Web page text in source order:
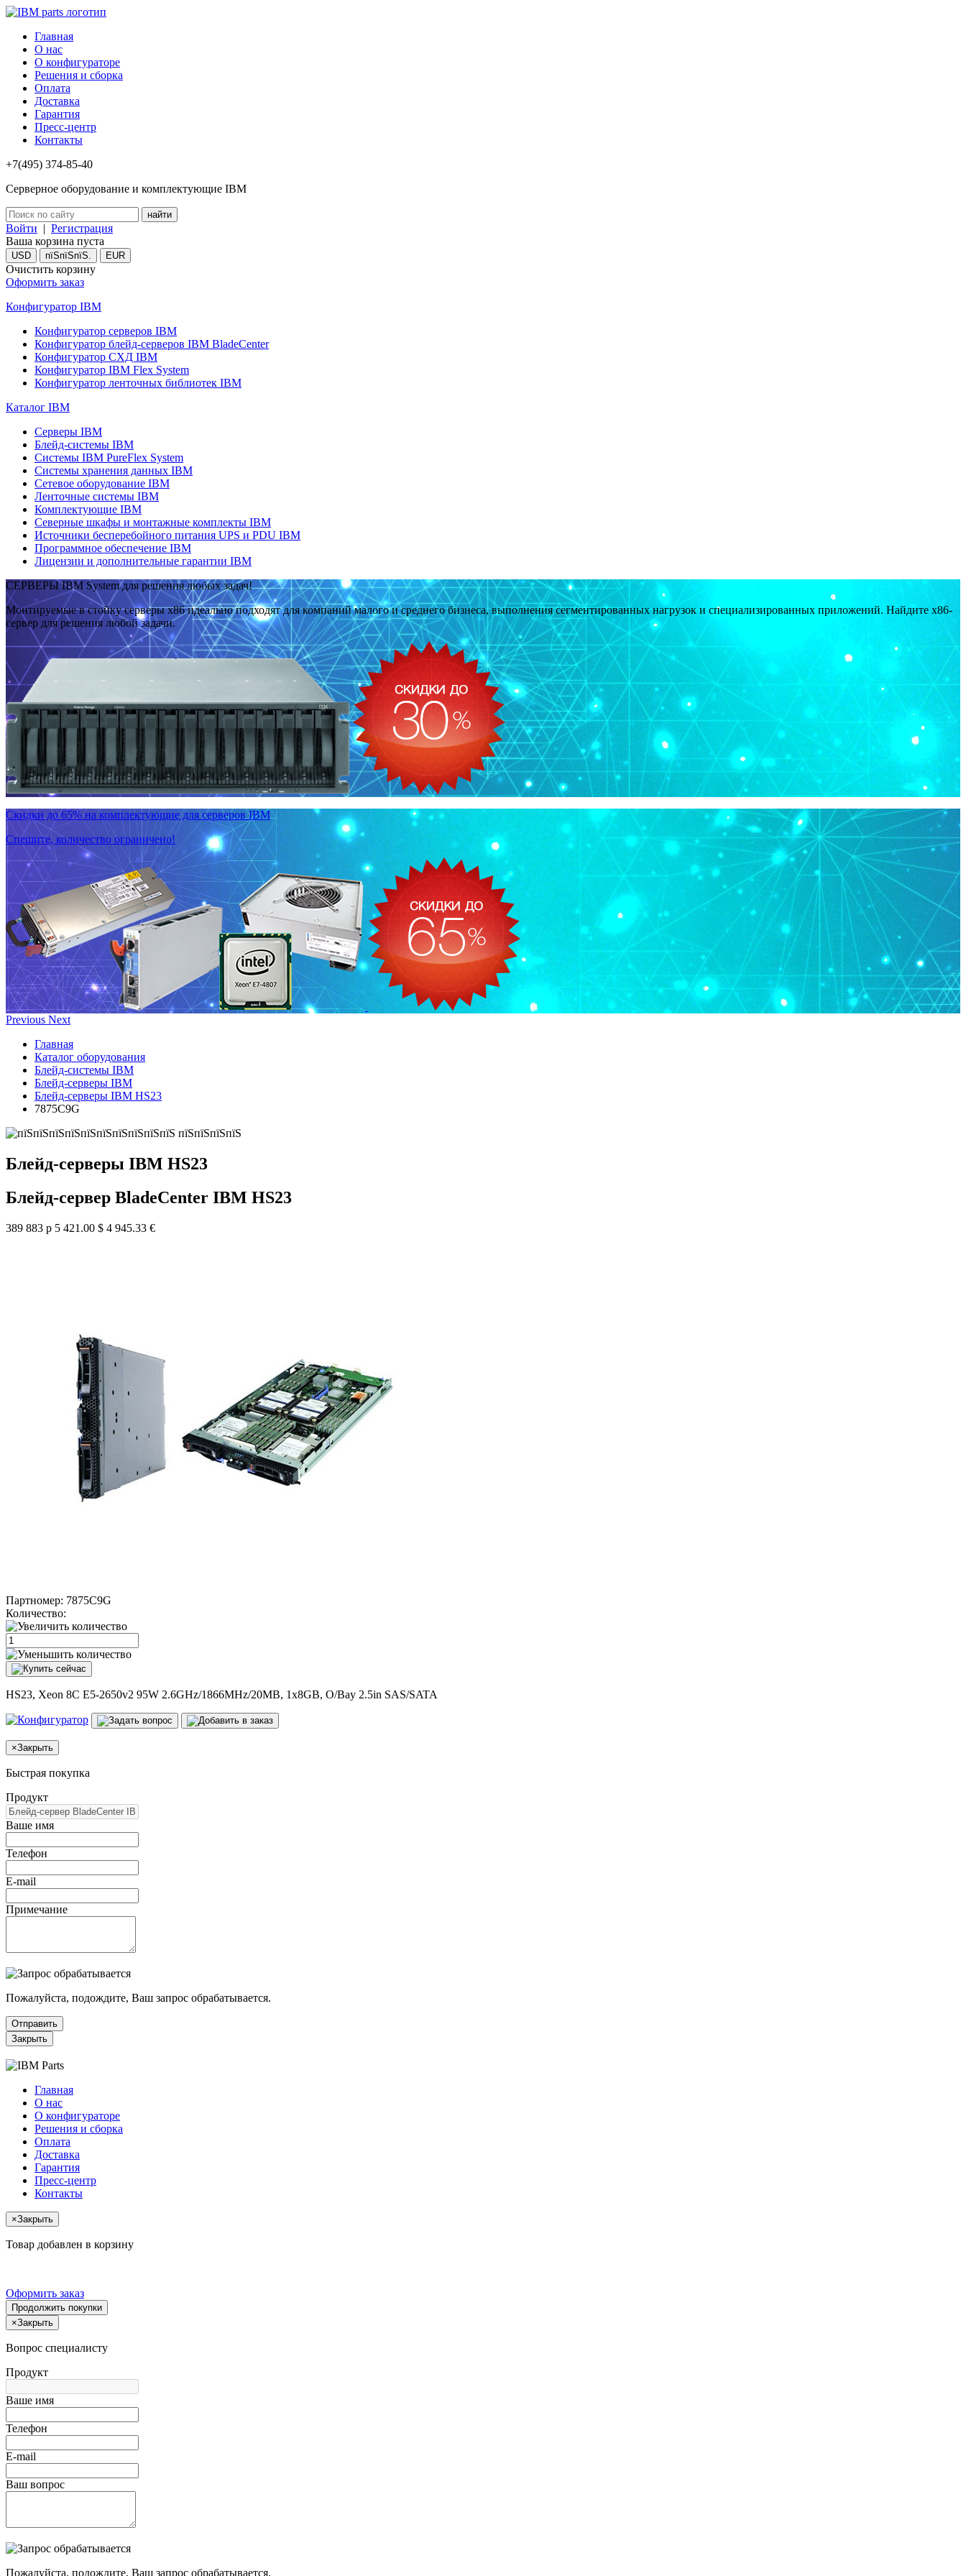
Главная
О нас
О конфигураторе
Решения и сборка
Оплата
Доставка
Гарантия
Пресс-центр
Контакты
+7(495) 374-85-40
Серверное оборудование и комплектующие IBM
Войти | Регистрация
Ваша корзина пуста
USD пїЅпїЅпїЅ. EUR
Очистить корзину
Оформить заказ
Конфигуратор IBM
Конфигуратор серверов IBM
Конфигуратор блейд-серверов IBM BladeCenter
Конфигуратор СХД IBM
Конфигуратор IBM Flex System
Конфигуратор ленточных библиотек IBM
Каталог IBM
Серверы IBM
Блейд-системы IBM
Системы IBM PureFlex System
Системы хранения данных IBM
Сетевое оборудование IBM
Ленточные системы IBM
Комплектующие IBM
Северные шкафы и монтажные комплекты IBM
Источники бесперебойного питания UPS и PDU IBM
Программное обеспечение IBM
Лицензии и дополнительные гарантии IBM
СЕРВЕРЫ IBM System для решения любых задач!
Монтируемые в стойку серверы x86 идеально подходят для компаний малого и среднего бизнеса, выполнения сегментированных нагрузок и специализированных приложений. Найдите x86-
сервер для решения любой задачи.
Скидки до 65% на комплектующие для серверов IBM
Спешите, количество ограничено!
Previous Next
Главная
Каталог оборудования
Блейд-системы IBM
Блейд-серверы IBM
Блейд-серверы IBM HS23
7875C9G
Блейд-серверы IBM HS23
Блейд-сервер BladeCenter IBM HS23
389 883 р 5 421.00 $ 4 945.33 €
Партномер: 7875C9G
Количество:
HS23, Xeon 8C E5-2650v2 95W 2.6GHz/1866MHz/20MB, 1x8GB, O/Bay 2.5in SAS/SATA
×Закрыть
Быстрая покупка
Продукт
Ваше имя
Телефон
E-mail
Примечание
Пожалуйста, подождите, Ваш запрос обрабатывается.
Отправить
Закрыть
Главная
О нас
О конфигураторе
Решения и сборка
Оплата
Доставка
Гарантия
Пресс-центр
Контакты
×Закрыть
Товар добавлен в корзину
Оформить заказ
Продолжить покупки
×Закрыть
Вопрос специалисту
Продукт
Ваше имя
Телефон
E-mail
Ваш вопрос
Пожалуйста, подождите, Ваш запрос обрабатывается.